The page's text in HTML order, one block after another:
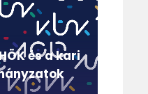
és a kari